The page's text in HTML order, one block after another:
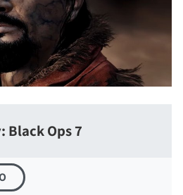
Black Ops 7